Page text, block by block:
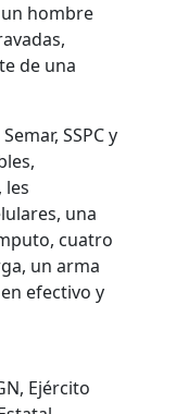
hombre
de una
SSPC y
les
una
cuatro
un arma
efectivo y
Ejército